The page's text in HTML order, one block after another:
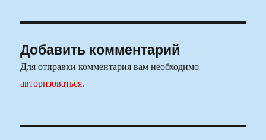
Добавить комментарий
Для отправки комментария вам необходимо
авторизоваться.